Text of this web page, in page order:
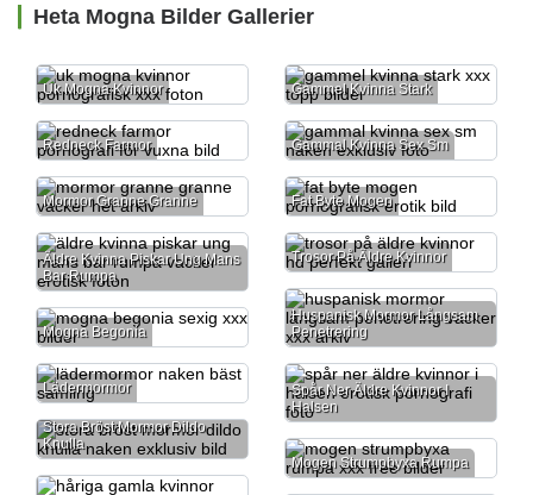
Heta Mogna Bilder Gallerier
Uk Mogna Kvinnor Gammel Kvinna Stark
Redneck Farmor Gammal Kvinna Sex Sm
Mormor Granne Granne Fat Byte Mogen
Äldre Kvinna Piskar Ung Mans
Bar Rumpa
Trosor På Äldre Kvinnor
Huspanisk Mormor Långsam
Penetrering
Mogna Begonia
Lädermormor
Spår Ner Äldre Kvinnor I
Halsen
Stora Bröst Mormor Dildo
Knulla
Mogen Strumpbyxa Rumpa